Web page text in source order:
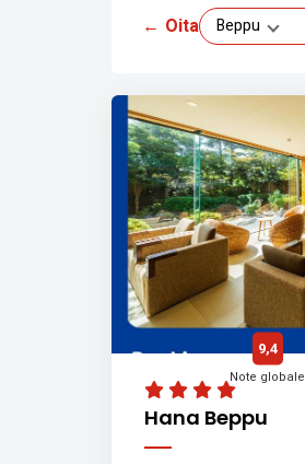
← Oita Beppu
Hana Beppu
9,4
Note globale